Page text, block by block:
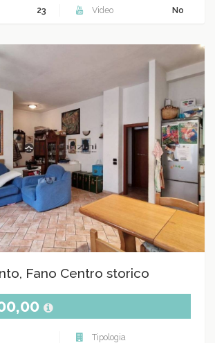
23 Video No
Fano Centro storico
Tipologia